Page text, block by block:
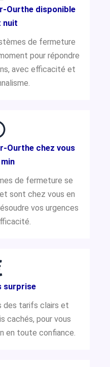
Ourthe disponible
nuit
de fermeture
pour répondre
avec efficacité et
Ourthe chez vous
de fermeture se
sont chez vous en
vos urgences
surprise
des tarifs clairs et
cachés, pour vous
en toute confiance.